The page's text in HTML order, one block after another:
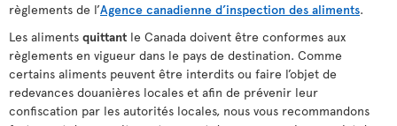
règlements de l’Agence canadienne d’inspection des aliments.
Les aliments quittant le Canada doivent être conformes aux
règlements en vigueur dans le pays de destination. Comme
certains aliments peuvent être interdits ou faire l’objet de
redevances douanières locales et afin de prévenir leur
confiscation par les autorités locales, nous vous recommandons